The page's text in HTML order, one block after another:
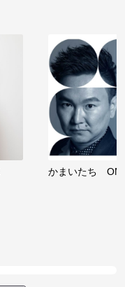
かまいたち